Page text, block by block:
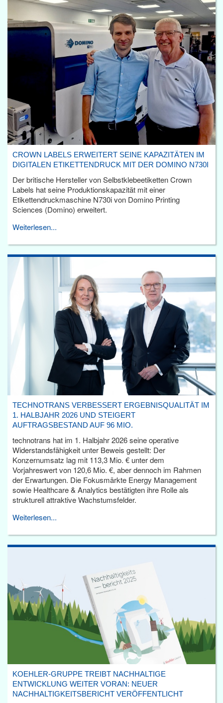
CROWN LABELS ERWEITERT SEINE KAPAZITÄTEN IM
DIGITALEN ETIKETTENDRUCK MIT DER DOMINO N730I
Der britische Hersteller von Selbstklebeetiketten Crown
Labels hat seine Produktionskapazität mit einer
Etikettendruckmaschine N730i von Domino Printing
Sciences (Domino) erweitert.
Weiterlesen...
TECHNOTRANS VERBESSERT ERGEBNISQUALITÄT IM
1. HALBJAHR 2026 UND STEIGERT
AUFTRAGSBESTAND AUF 96 MIO.
technotrans hat im 1. Halbjahr 2026 seine operative
Widerstandsfähigkeit unter Beweis gestellt: Der
Konzernumsatz lag mit 113,3 Mio. € unter dem
Vorjahreswert von 120,6 Mio. €, aber dennoch im Rahmen
der Erwartungen. Die Fokusmärkte Energy Management
sowie Healthcare & Analytics bestätigten ihre Rolle als
strukturell attraktive Wachstumsfelder.
Weiterlesen...
KOEHLER-GRUPPE TREIBT NACHHALTIGE
ENTWICKLUNG WEITER VORAN: NEUER
NACHHALTIGKEITSBERICHT VERÖFFENTLICHT